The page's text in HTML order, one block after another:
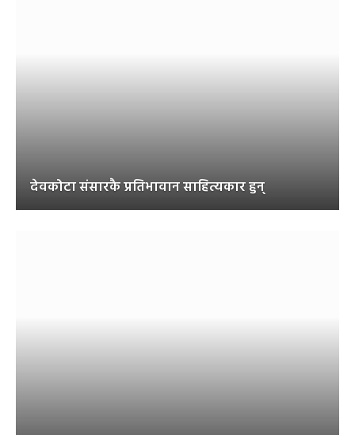
देवकोटा संसारकै प्रतिभावान साहित्यकार हुन्